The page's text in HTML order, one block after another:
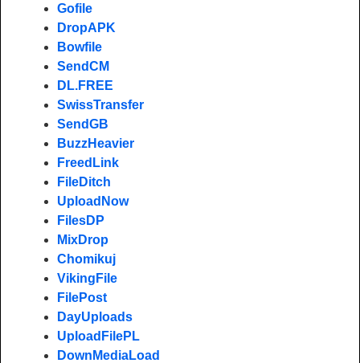
Gofile
DropAPK
Bowfile
SendCM
DL.FREE
SwissTransfer
SendGB
BuzzHeavier
FreedLink
FileDitch
UploadNow
FilesDP
MixDrop
Chomikuj
VikingFile
FilePost
DayUploads
UploadFilePL
DownMediaLoad